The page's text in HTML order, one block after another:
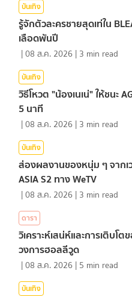
บันเทิง
รู้จักตัวละครชายสุดเท่ใน
เลือดพันปี
|08 ส.ค. 2026 | 3 min read
บันเทิง
วิธีโหวต "น้องเนเน่" ให้ชนะ
5 นาที
|08 ส.ค. 2026 | 3 min read
บันเทิง
ส่องผลงานของหนุ่ม ๆ จากเ
ASIA S2 ทาง WeTV
|08 ส.ค. 2026 | 3 min read
ดารา
วิเคราะห์เสน่ห์และการเติบโ
วงการฮอลลีวูด
|08 ส.ค. 2026 | 5 min read
บันเทิง